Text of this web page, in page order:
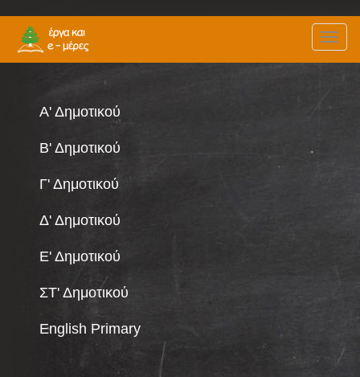
Παράκαμψη
προς
Α' Δημοτικού
Β' Δημοτικού
Γ' Δημοτικού
Δ' Δημοτικού
Ε' Δημοτικού
ΣΤ' Δημοτικού
English Primary